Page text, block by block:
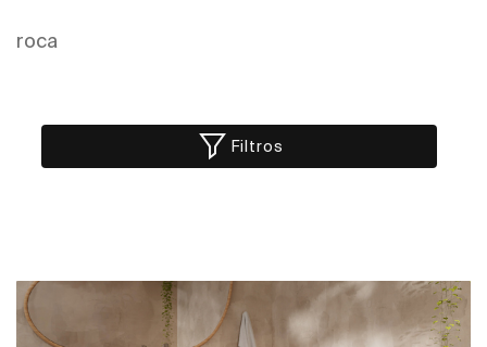
roca
Filtros